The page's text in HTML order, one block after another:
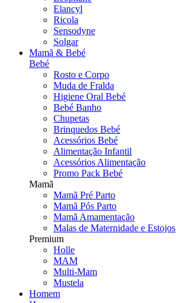
Elancyl
Ricola
Sensodyne
Solgar
Mamã & Bebé
Bebé
Rosto e Corpo
Muda de Fralda
Higiene Oral Bebé
Bebé Banho
Chupetas
Brinquedos Bebé
Acessórios Bebé
Alimentação Infantil
Acessórios Alimentação
Promo Pack Bebé
Mamã
Mamã Pré Parto
Mamã Pós Parto
Mamã Amamentação
Malas de Maternidade e Estojos
Premium
Holle
MAM
Multi-Mam
Mustela
Homem